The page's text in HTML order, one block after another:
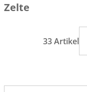
Zelte
33 Artikel